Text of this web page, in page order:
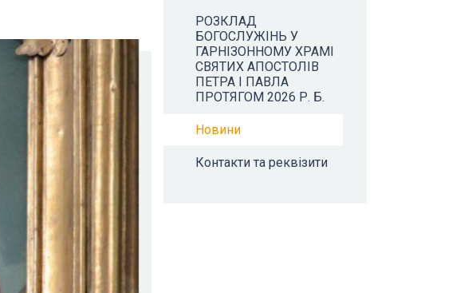
РОЗКЛАД
БОГОСЛУЖІНЬ У
ГАРНІЗОННОМУ ХРАМІ
СВЯТИХ АПОСТОЛІВ
ПЕТРА І ПАВЛА
ПРОТЯГОМ 2026 Р. Б.
Новини
Контакти та реквізити